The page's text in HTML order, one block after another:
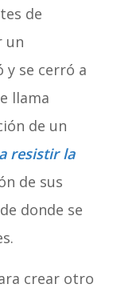
de
un
y se cerró a
llama
de un
resistir la
de sus
donde se
crear otro